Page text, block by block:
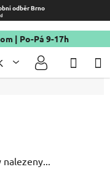
odběr Brno
| Po-Pá 9-17h